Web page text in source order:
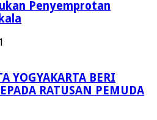
Penyemprotan
YOGYAKARTA BERI
RATUSAN PEMUDA